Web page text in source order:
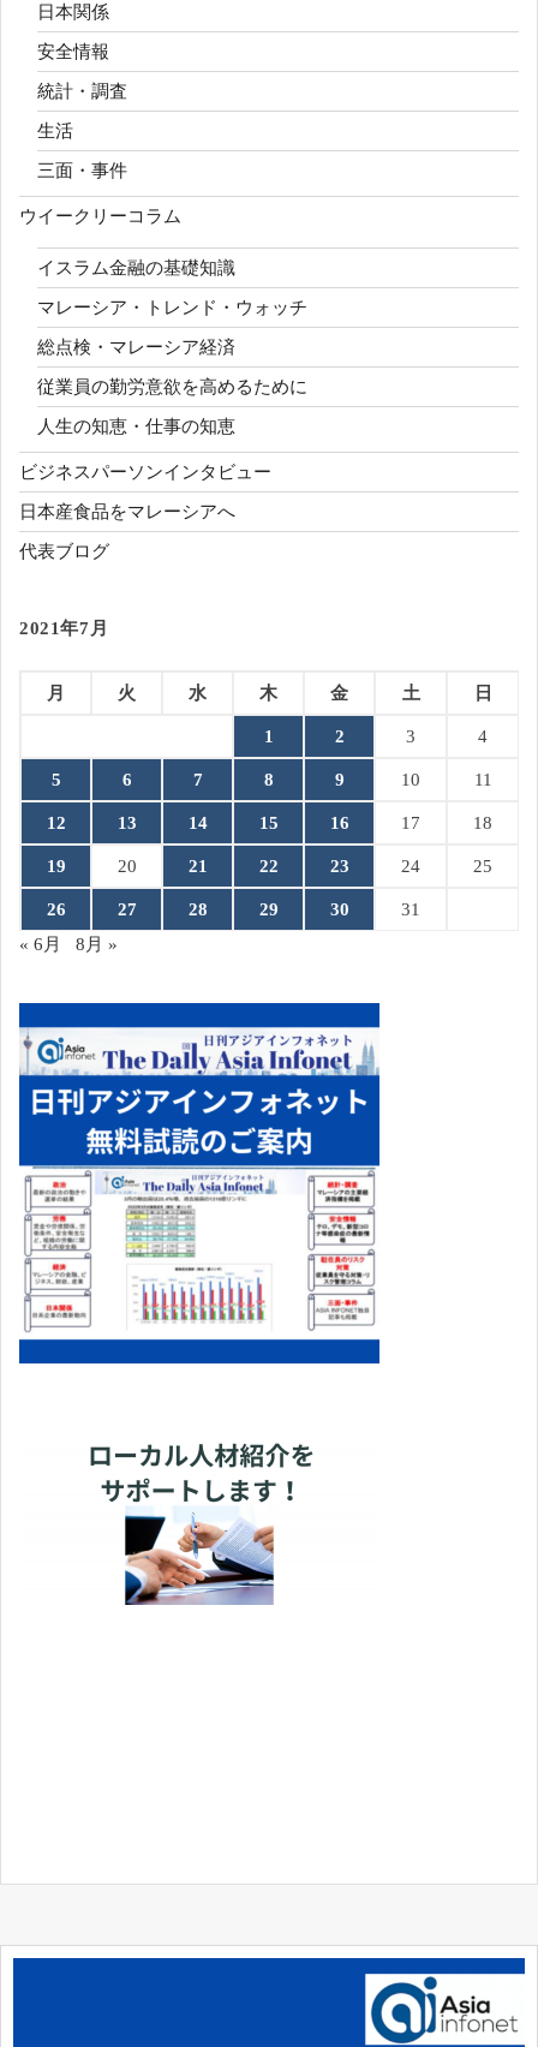
日本関係
安全情報
統計・調査
生活
三面・事件
ウイークリーコラム
イスラム金融の基礎知識
マレーシア・トレンド・ウォッチ
総点検・マレーシア経済
従業員の勤労意欲を高めるために
人生の知恵・仕事の知恵
ビジネスパーソンインタビュー
日本産食品をマレーシアへ
代表ブログ
2021年7月
月 火 水 木 金 土 日
1 2 3 4
5 6 7 8 9 10 11
12 13 14 15 16 17 18
19 20 21 22 23 24 25
26 27 28 29 30
31
« 6月
8月 »